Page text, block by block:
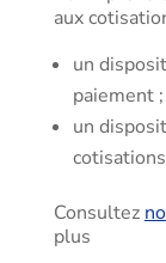
aux
un
paiement ;
un
Consultez
plus